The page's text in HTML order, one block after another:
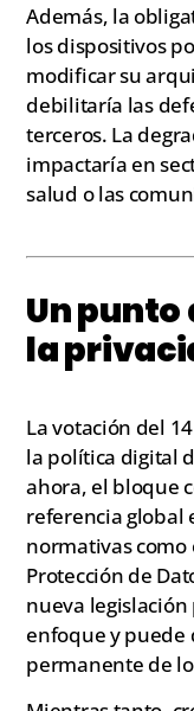
Además, la
los dispositivos
modificar su
debilitaría las
terceros. La
impactaría en
salud o las
Un
la
La votación del
la política digital
ahora, el bloque
referencia global
normativas como
Protección de
nueva
enfoque y puede
permanente de